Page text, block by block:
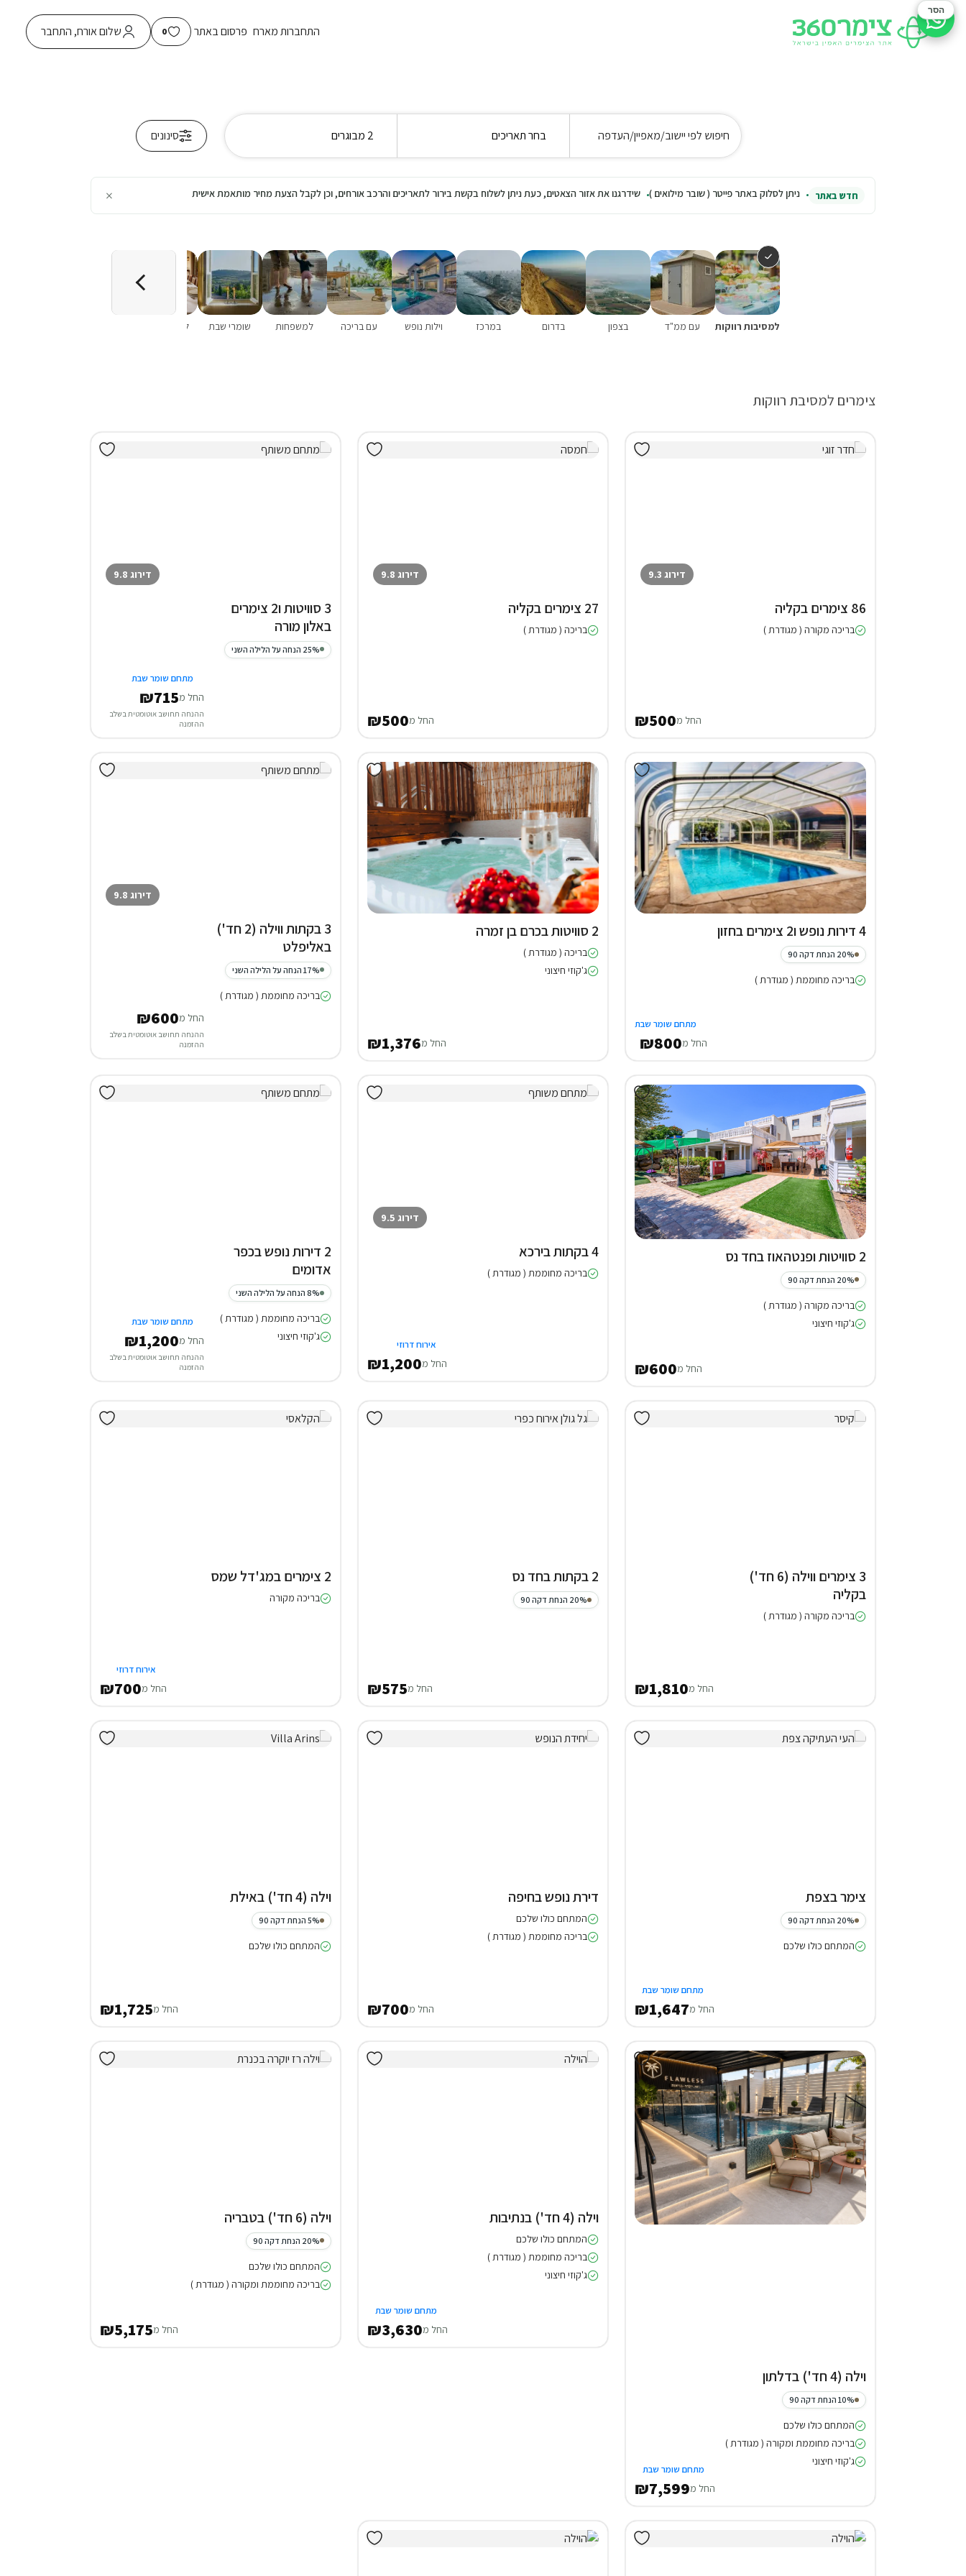
התחברות מארח פרסום באתר 0 שלום אורח, התחבר
חיפוש לפי יישוב/מאפיין/העדפה בחר תאריכים 2 מבוגרים סינונים
חדש באתר ניתן לסלוק באתר פייטר ( שובר מילואים ) שידרגנו את אזור הצאטים, כעת ניתן לשלוח בקשת בירור לתאריכים והרכב אורחים, וכן לקבל הצעת מחיר מותאמת אישית ×
למסיבות רווקות עם ממ"ד בצפון בדרום במרכז וילות נופש עם בריכה למשפחות שומרי שבת לשבתות חתן
צימרים למסיבת רווקות
דירוג 9.3
86 צימרים בקליה
בריכה מקורה ( מגודרת )
החל מ₪500
דירוג 9.8
27 צימרים בקליה
בריכה ( מגודרת )
החל מ₪500
דירוג 9.8
3 סוויטות ו2 צימרים
באלון מורה
25% הנחה על הלילה השני
מתחם שומר שבת
החל מ₪715
ההנחה תחושב אוטומטית בשלב
ההזמנה
4 דירות נופש ו2 צימרים בחזון
20% הנחת דקה 90
בריכה מחוממת ( מגודרת )
מתחם שומר שבת
החל מ₪800
2 סוויטות בכרם בן זמרה
בריכה ( מגודרת )
ג'קוזי חיצוני
החל מ₪1,376
דירוג 9.8
3 בקתות ווילה (2 חד')
באליפלט
17% הנחה על הלילה השני
בריכה מחוממת ( מגודרת )
החל מ₪600
ההנחה תחושב אוטומטית בשלב
ההזמנה
2 סוויטות ופנטהאוז בחד נס
20% הנחת דקה 90
בריכה מקורה ( מגודרת )
ג'קוזי חיצוני
החל מ₪600
דירוג 9.5
4 בקתות בירכא
בריכה מחוממת ( מגודרת )
אירוח דרוזי
החל מ₪1,200
2 דירות נופש בכפר
אדומים
8% הנחה על הלילה השני
בריכה מחוממת ( מגודרת )
ג'קוזי חיצוני
מתחם שומר שבת
החל מ₪1,200
ההנחה תחושב אוטומטית בשלב
ההזמנה
3 צימרים ווילה (6 חד')
בקליה
בריכה מקורה ( מגודרת )
החל מ₪1,810
2 בקתות בחד נס
20% הנחת דקה 90
החל מ₪575
2 צימרים במג'דל שמס
בריכה מקורה
אירוח דרוזי
החל מ₪700
צימר בצפת
20% הנחת דקה 90
המתחם כולו שלכם
מתחם שומר שבת
החל מ₪1,647
דירת נופש בחיפה
המתחם כולו שלכם
בריכה מחוממת ( מגודרת )
החל מ₪700
וילה (4 חד') באילת
5% הנחת דקה 90
המתחם כולו שלכם
החל מ₪1,725
וילה (4 חד') בדלתון
10% הנחת דקה 90
המתחם כולו שלכם
בריכה מחוממת ומקורה ( מגודרת )
ג'קוזי חיצוני
מתחם שומר שבת
החל מ₪7,599
וילה (4 חד') בנתיבות
המתחם כולו שלכם
בריכה מחוממת ( מגודרת )
ג'קוזי חיצוני
מתחם שומר שבת
החל מ₪3,630
וילה (6 חד') בטבריה
20% הנחת דקה 90
המתחם כולו שלכם
בריכה מחוממת ומקורה ( מגודרת )
החל מ₪5,175
סיוע בהזמנה
הסר